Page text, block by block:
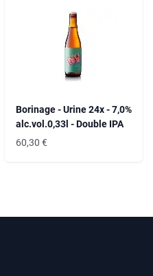
Borinage - Urine 24x - 7,0%
alc.vol.0,33l - Double IPA
60,30 €